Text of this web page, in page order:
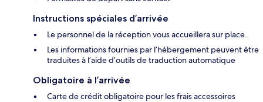
Instructions spéciales d’arrivée
Le personnel de la réception vous accueillera sur place.
Les informations fournies par l’hébergement peuvent être
traduites à l’aide d’outils de traduction automatique
Obligatoire à l’arrivée
Carte de crédit obligatoire pour les frais accessoires